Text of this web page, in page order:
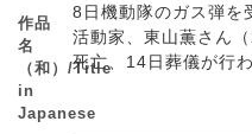
作品
名
（和）/Title
in
Japanese
8日機動隊のガス弾を
活動家、東山薫さん
死亡、14日葬儀が行